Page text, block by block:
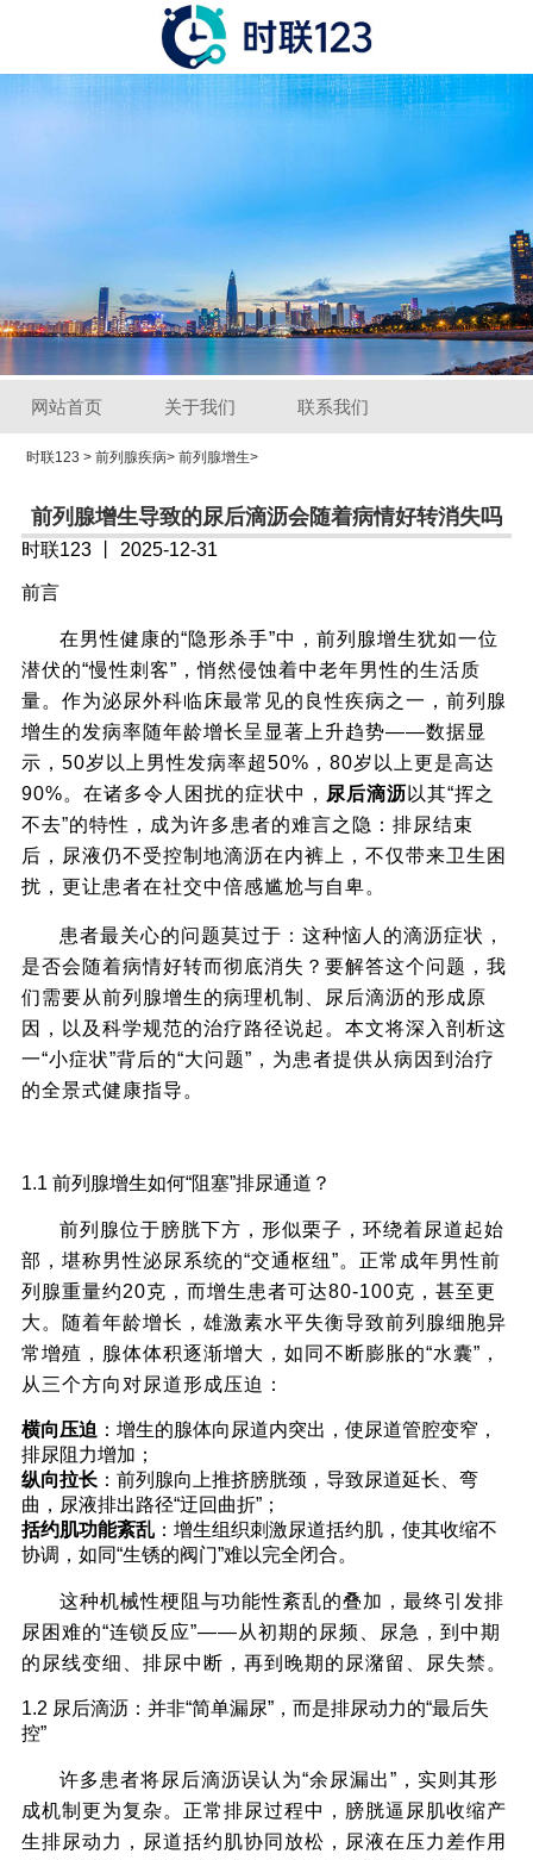
网站首页 关于我们 联系我们
时联123 >前列腺疾病>前列腺增生>
前列腺增生导致的尿后滴沥会随着病情好转消失吗
时联123丨 2025-12-31
前言
在男性健康的“隐形杀手”中，前列腺增生犹如一位
潜伏的“慢性刺客”，悄然侵蚀着中老年男性的生活质
量。作为泌尿外科临床最常见的良性疾病之一，前列腺
增生的发病率随年龄增长呈显著上升趋势——数据显
示，50岁以上男性发病率超50%，80岁以上更是高达
90%。在诸多令人困扰的症状中， 尿后滴沥 以其“挥之
不去”的特性，成为许多患者的难言之隐：排尿结束
后，尿液仍不受控制地滴沥在内裤上，不仅带来卫生困
扰，更让患者在社交中倍感尴尬与自卑。
患者最关心的问题莫过于：这种恼人的滴沥症状，
是否会随着病情好转而彻底消失？要解答这个问题，我
们需要从前列腺增生的病理机制、尿后滴沥的形成原
因，以及科学规范的治疗路径说起。本文将深入剖析这
一“小症状”背后的“大问题”，为患者提供从病因到治疗
的全景式健康指导。
关联
1.1 前列腺增生如何“阻塞”排尿通道？
前列腺位于膀胱下方，形似栗子，环绕着尿道起始
部，堪称男性泌尿系统的“交通枢纽”。正常成年男性前
列腺重量约20克，而增生患者可达80-100克，甚至更
大。随着年龄增长，雄激素水平失衡导致前列腺细胞异
常增殖，腺体体积逐渐增大，如同不断膨胀的“水囊”，
从三个方向对尿道形成压迫：
横向压迫 ：增生的腺体向尿道内突出，使尿道管腔变窄，
排尿阻力增加；
纵向拉长：前列腺向上推挤膀胱颈，导致尿道延长、弯
曲，尿液排出路径“迂回曲折”；
括约肌功能紊乱：增生组织刺激尿道括约肌，使其收缩不
协调，如同“生锈的阀门”难以完全闭合。
这种机械性梗阻与功能性紊乱的叠加，最终引发排
尿困难的“连锁反应”——从初期的尿频、尿急，到中期
的尿线变细、排尿中断，再到晚期的尿潴留、尿失禁。
1.2 尿后滴沥：并非“简单漏尿”，而是排尿动力的“最后失
控”
许多患者将尿后滴沥误认为“余尿漏出”，实则其形
成机制更为复杂。正常排尿过程中，膀胱逼尿肌收缩产
生排尿动力，尿道括约肌协同放松，尿液在压力差作用